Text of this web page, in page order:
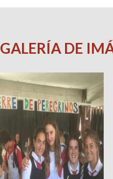
GALERÍA DE